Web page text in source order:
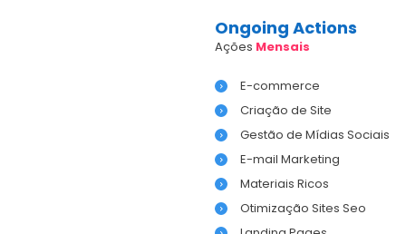
Ongoing Actions
Ações Mensais
E-commerce
Criação de Site
Gestão de Mídias Sociais
E-mail Marketing
Materiais Ricos
Otimização Sites Seo